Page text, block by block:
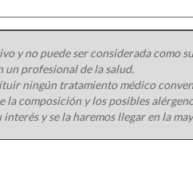
utilización como cosmético
cuerpo su elasticidad y
embarazo.
El aceite de baobab, rico
y no puede ser considerada como
un profesional de la salud.
ningún tratamiento médico
composición y los posibles
y se la haremos llegar en la